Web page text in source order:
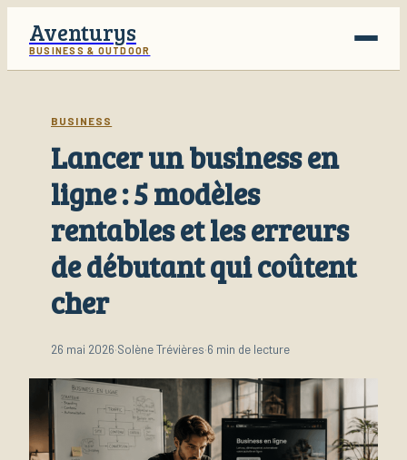
Aventurys
BUSINESS & OUTDOOR
Business
Finance
Lifestyle
BUSINESS
Lancer un business en
ligne : 5 modèles
rentables et les erreurs
de débutant qui coûtent
cher
26 mai 2026·Solène Trévières·6 min de lecture